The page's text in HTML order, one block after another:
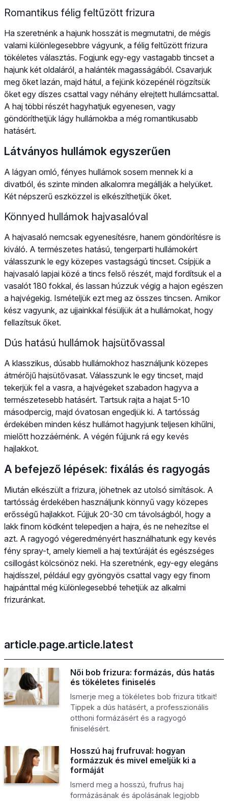
Romantikus félig feltűzött frizura
Ha szeretnénk a hajunk hosszát is megmutatni, de mégis
valami különlegesebbre vágyunk, a félig feltűzött frizura
tökéletes választás. Fogjunk egy-egy vastagabb tincset a
hajunk két oldaláról, a halánték magasságából. Csavarjuk
meg őket lazán, majd hátul, a fejünk közepénél rögzítsük
őket egy díszes csattal vagy néhány elrejtett hullámcsattal.
A haj többi részét hagyhatjuk egyenesen, vagy
göndöríthetjük lágy hullámokba a még romantikusabb
hatásért.
Látványos hullámok egyszerűen
A lágyan omló, fényes hullámok sosem mennek ki a
divatból, és szinte minden alkalomra megállják a helyüket.
Két népszerű eszközzel is elkészíthetjük őket.
Könnyed hullámok hajvasalóval
A hajvasaló nemcsak egyenesítésre, hanem göndörítésre is
kiváló. A természetes hatású, tengerparti hullámokért
válasszunk le egy közepes vastagságú tincset. Csípjük a
hajvasaló lapjai közé a tincs felső részét, majd fordítsuk el a
vasalót 180 fokkal, és lassan húzzuk végig a hajon egészen
a hajvégekig. Ismételjük ezt meg az összes tincsen. Amikor
kész vagyunk, az ujjainkkal fésüljük át a hullámokat, hogy
fellazítsuk őket.
Dús hatású hullámok hajsütővassal
A klasszikus, dúsabb hullámokhoz használjunk közepes
átmérőjű hajsütővasat. Válasszunk le egy tincset, majd
tekerjük fel a vasra, a hajvégeket szabadon hagyva a
természetesebb hatásért. Tartsuk rajta a hajat 5-10
másodpercig, majd óvatosan engedjük ki. A tartósság
érdekében minden kész hullámot hagyjunk teljesen kihűlni,
mielőtt hozzáérnénk. A végén fújjunk rá egy kevés
hajlakkot.
A befejező lépések: fixálás és ragyogás
Miután elkészült a frizura, jöhetnek az utolsó simítások. A
tartósság érdekében használjunk könnyű vagy közepes
erősségű hajlakkot. Fújjuk 20-30 cm távolságból, hogy a
lakk finom ködként telepedjen a hajra, és ne nehezítse el
azt. A ragyogó végeredményért használhatunk egy kevés
fény spray-t, amely kiemeli a haj textúráját és egészséges
csillogást kölcsönöz neki. Ha szeretnénk, egy-egy elegáns
hajdísszel, például egy gyöngyös csattal vagy egy finom
hajpánttal még különlegesebbé tehetjük az alkalmi
frizuránkat.
article.page.article.latest
Női bob frizura: formázás, dús hatás
és tökéletes finiselés
Ismerje meg a tökéletes bob frizura titkait!
Tippek a dús hatásért, a professzionális
otthoni formázásért és a ragyogó
finiselésért.
Hosszú haj frufruval: hogyan
formázzuk és mivel emeljük ki a
formáját
Ismerd meg a hosszú, frufrus haj
formázásának és ápolásának legjobb